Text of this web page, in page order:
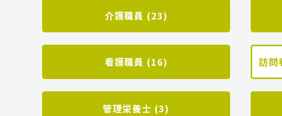
介護職員 (23)
看護職員 (16) 訪問
管理栄養士 (3)